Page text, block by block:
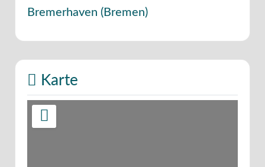
Bremerhaven (Bremen)
Karte